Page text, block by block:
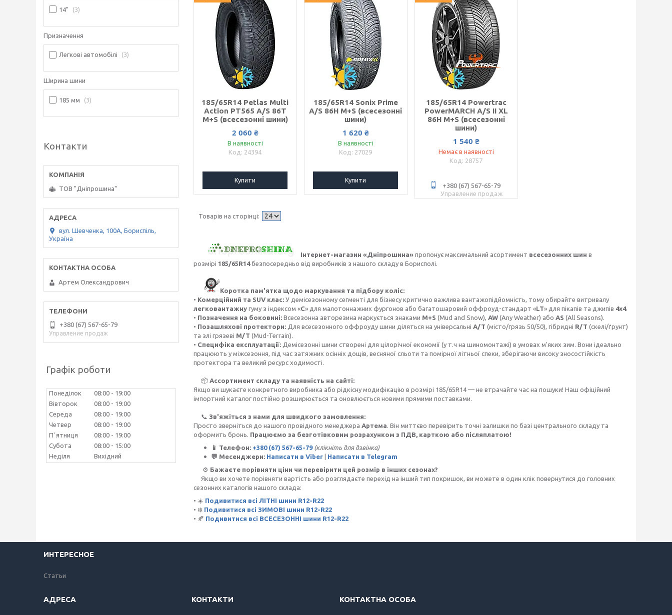
185/65R14 Petlas Multi
Action PT565 A/S 86T
M+S (всесезонні шини)
2 060 ₴
В наявності
24394
Купити
185/65R14 Sonix Prime
A/S 86H M+S (всесезонні
шини)
1 620 ₴
В наявності
27029
Купити
185/65R14 Powertrac
PowerMARCH A/S II XL
86H M+S (всесезонні
шини)
1 540 ₴
Немає в наявності
28757
+380 (67) 567-65-79
Управление продаж
Інтернет-магазин «Дніпрошина» пропонує максимальний асортимент всесезонних шин в
розмірі 185/65R14безпосередньо від виробників з нашого складу в Борисполі.
Коротка пам'ятка щодо маркування та підбору коліс:
• Комерційний та SUV клас: У демісезонному сегменті для бізнесу критично важлива вантажопідйомність, тому обирайте витривалу
легковантажну гуму з індексом «С» для малотоннажних фургонов або багатошаровий оффроуд-стандарт «LT» для пікапів та джипів 4х4.
• Позначення на боковині: Всесезонна авторезина маркується знаками M+S (Mud and Snow), AW (Any Weather) або AS (All Seasons).
• Позашляхові протектори: Для всесезонного оффроуду шини діляться на універсальні A/T (місто/грязь 50/50), гібридні R/T (скелі/ґрунт)
та злі грязеві M/T (Mud-Terrain).
• Специфіка експлуатації: Демісезонні шини створені для цілорічної економії (у т.ч на шиномонтажі) в умовах м'яких зим. Вони ідеально
працюють у міжсезоння, під час затяжних осінніх дощів, весняної сльоти та помірної літньої спеки, зберігаючи високу зносостійкість
протектора та великий ресурс ходимості.
📦 Ассортимент складу та наявність на сайті:
Якщо ви шукаєте конкретного виробника або рідкісну модифікацію в розмірі 185/65R14 — не втрачайте час на пошуки! Наш офіційний
імпортний каталог постійно розширюється та оновлюється новими прямими поставками.
📞 Зв'яжіться з нами для швидкого замовлення:
Просто зверніться до нашого провідного менеджера Артема. Він миттєво перевірить точні залишки по базі центрального складу та
оформить бронь. Працюємо за безготівковим розрахунком з ПДВ, карткою або післяплатою!
📱 Телефон: +380 (67) 567-65-79 (клікніть для дзвінка)
💬 Месенджери: Написати в Viber
Написати в Telegram
⚙️ Бажаєте порівняти ціни чи перевірити цей розмір в інших сезонах?
Якщо ви хочете порівняти вартість або розглядаєте перехід на інший тип покришок, ви можете в один клік повернутися до головних
сезонних каталогів нашого склада:
• ☀️ Подивитися всі ЛІТНІ шини R12-R22
• ❄️ Подивитися всі ЗИМОВІ шини R12-R22
• 🍂 Подивитися всі ВСЕСЕЗОННІ шини R12-R22
14" 3
Призначення
Легкові автомобілі 3
Ширина шини
185 мм 3
Контакти
ТОВ "Дніпрошина"
вул. Шевченка, 100А, Бориспіль,
Україна
Артем Олександрович
+380 (67) 567-65-79
Управление продаж
Графік роботи
Понеділок 08:00
19:00
Вівторок
08:00
19:00
Середа
08:00
19:00
Четвер
08:00
19:00
Пʼятниця
08:00
19:00
Субота
08:00
15:00
Неділя
Вихідний
ИНТЕРЕСНОЕ
Статьи